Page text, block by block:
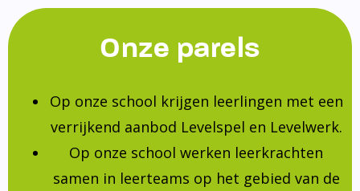
Onze parels
Op onze school krijgen leerlingen met een
verrijkend aanbod Levelspel en Levelwerk.
Op onze school werken leerkrachten
samen in leerteams op het gebied van de